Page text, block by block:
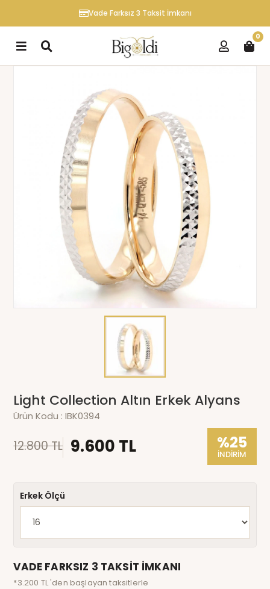
Vade Farksız 3 Taksit İmkanı
0
Light Collection Altın Erkek Alyans
Ürün Kodu :IBK0394
12.800 TL 9.600 TL %25
İNDİRİM
Erkek Ölçü
VADE FARKSIZ 3 TAKSİT İMKANI
*3.200 TL 'den başlayan taksitlerle